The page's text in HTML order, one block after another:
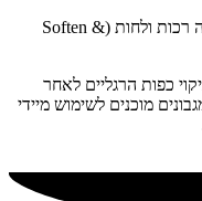
נוסחה המעניקה רכות ולחות (Soften &
כפות הרגליים לאחר
מוכנים לשימוש מיידי